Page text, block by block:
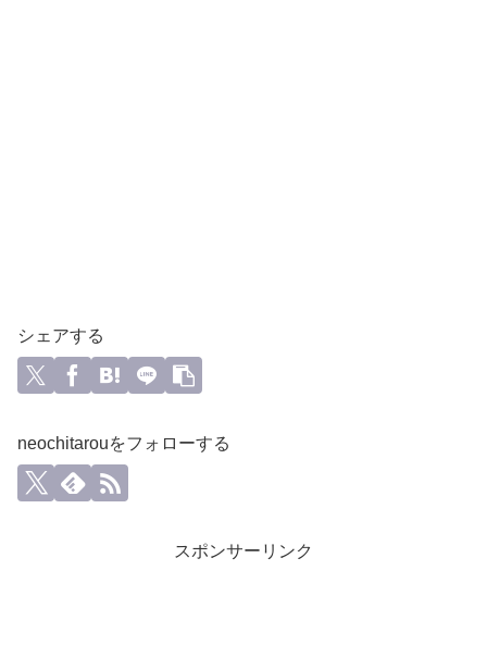
シェアする
neochitarouをフォローする
スポンサーリンク